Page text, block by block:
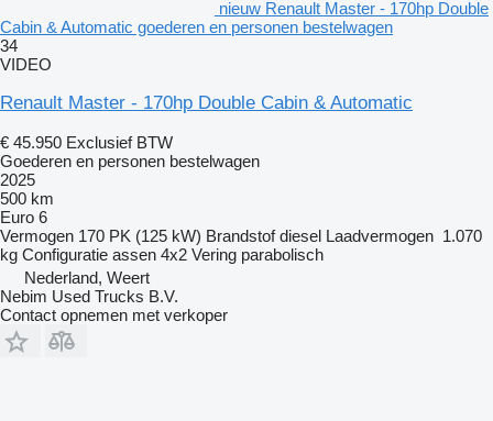
nieuw Renault Master - 170hp Double
Cabin & Automatic goederen en personen bestelwagen
34
VIDEO
Renault Master - 170hp Double Cabin & Automatic
€ 45.950 Exclusief BTW
Goederen en personen bestelwagen
2025
500 km
Euro 6
Vermogen 170 PK (125 kW) Brandstof diesel Laadvermogen 1.070
kg Configuratie assen 4x2 Vering parabolisch
Nederland, Weert
Nebim Used Trucks B.V.
Contact opnemen met verkoper